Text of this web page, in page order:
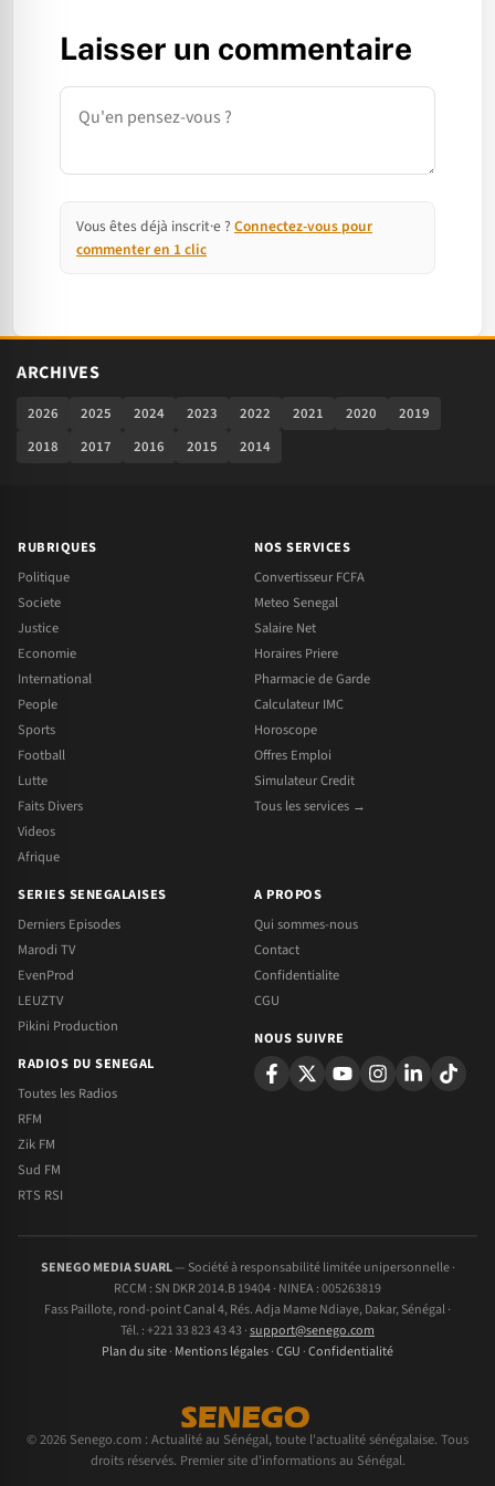
Laisser un commentaire
Commentaire
Vous êtes déjà inscrit·e ? Connectez-vous pour
commenter en 1 clic
ARCHIVES
2026 2025 2024 2023 2022 2021 2020
2019
2018
2017 2016 2015 2014
RUBRIQUES
Politique
Societe
Justice
Economie
International
People
Sports
Football
Lutte
Faits Divers
Videos
Afrique
NOS SERVICES
Convertisseur FCFA
Meteo Senegal
Salaire Net
Horaires Priere
Pharmacie de Garde
Calculateur IMC
Horoscope
Offres Emploi
Simulateur Credit
Tous les services →
SERIES SENEGALAISES
Derniers Episodes
Marodi TV
EvenProd
LEUZTV
Pikini Production
RADIOS DU SENEGAL
Toutes les Radios
RFM
Zik FM
Sud FM
RTS RSI
A PROPOS
Qui sommes-nous
Contact
Confidentialite
CGU
NOUS SUIVRE
SENEGO MEDIA SUARL— Société à responsabilité limitée unipersonnelle ·
RCCM : SN DKR 2014.B 19404 · NINEA : 005263819
Fass Paillote, rond-point Canal 4, Rés. Adja Mame Ndiaye, Dakar, Sénégal ·
Tél. : +221 33 823 43 43 ·support@senego.com
Plan du site· Mentions légales·CGU ·Confidentialité
© 2026 Senego.com : Actualité au Sénégal, toute l'actualité sénégalaise. Tous
droits réservés. Premier site d'informations au Sénégal.